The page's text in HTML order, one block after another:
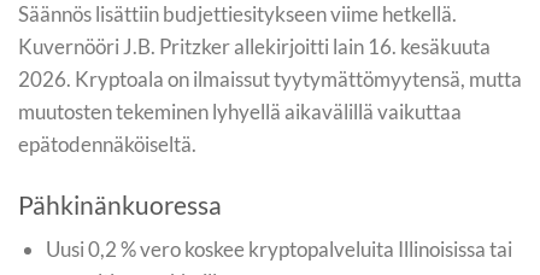
Säännös lisättiin budjettiesitykseen viime hetkellä.
Kuvernööri J.B. Pritzker allekirjoitti lain 16. kesäkuuta
2026. Kryptoala on ilmaissut tyytymättömyytensä, mutta
muutosten tekeminen lyhyellä aikavälillä vaikuttaa
epätodennäköiseltä.
Pähkinänkuoressa
Uusi 0,2 % vero koskee kryptopalveluita Illinoisissa tai